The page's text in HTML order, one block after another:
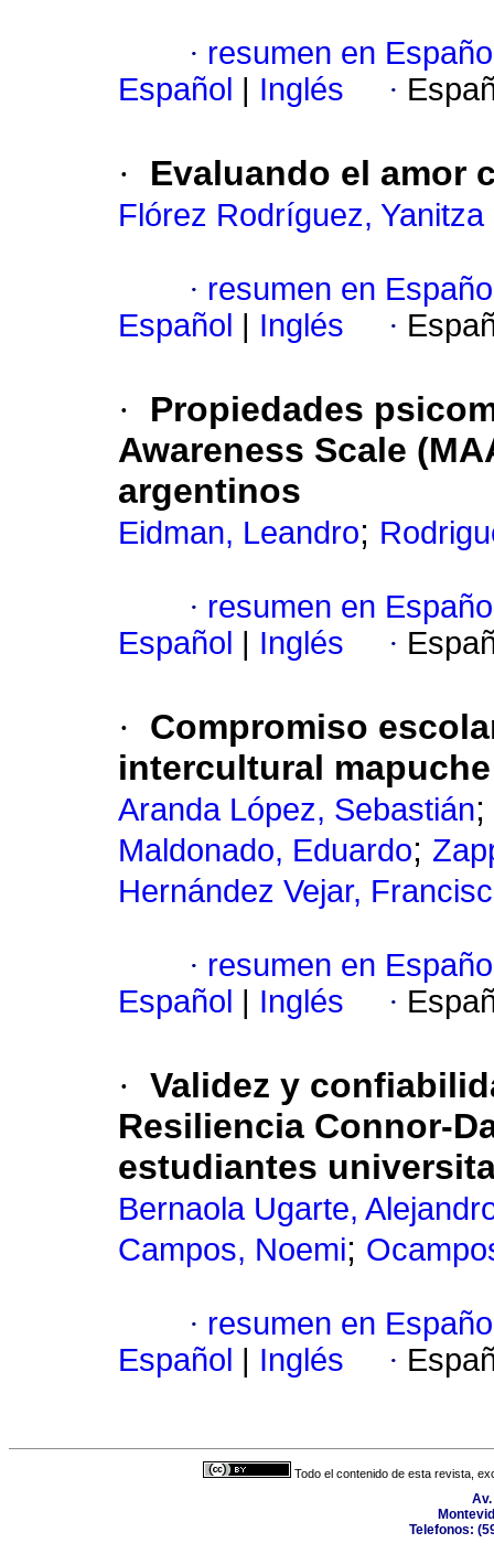
· resumen en
Español
Inglés ·
· Evaluando el amor
Flórez Rodríguez, Yanitza
· resumen en
Español
Inglés ·
·
Propiedades
Awareness Scale
argentinos
Eidman, Leandro;
· resumen en
Español
Inglés ·
·
Compromiso
intercultural
Aranda López, Sebastián;
Maldonado, Eduardo;
Hernández Vejar,
· resumen en
Español
Inglés ·
· Validez y
Resiliencia Connor-
estudiantes
Bernaola Ugarte,
Campos, Noemi;
· resumen en
Español
Inglés ·
Todo el contenido de esta revista,
Telefonos: